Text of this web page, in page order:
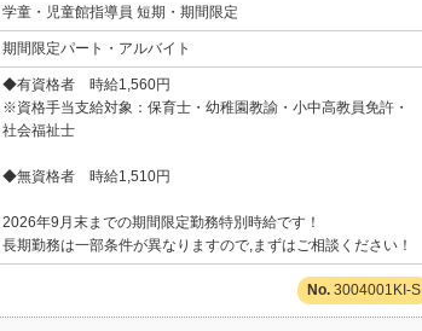
学童・児童館指導員 短期・期間限定
期間限定パート・アルバイト
◆有資格者 時給1,560円
※資格手当支給対象：保育士・幼稚園教諭・小中高教員免許・
社会福祉士
◆無資格者 時給1,510円
2026年9月末までの期間限定勤務特別時給です！
長期勤務は一部条件が異なりますので,まずはご相談ください！
3004001KI-S